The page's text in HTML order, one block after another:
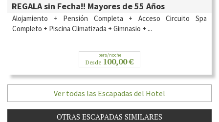
REGALA sin Fecha!! Mayores de 55 Años
Alojamiento + Pensión Completa + Acceso Circuito Spa
Completo + Piscina Climatizada + Gimnasio + ...
pers/noche
Desde 100,00 €
Ver todas las Escapadas del Hotel
OTRAS ESCAPADAS SIMILARES